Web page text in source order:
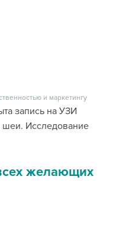
и маркетингу
запись на УЗИ
шеи. Исследование
желающих